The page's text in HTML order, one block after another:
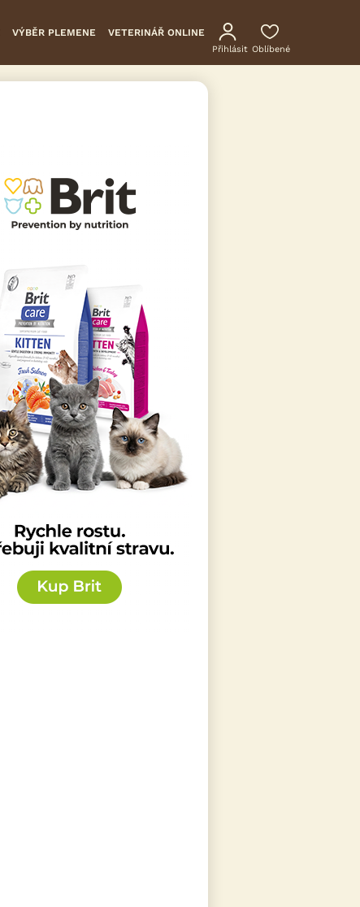
VÝBĚR PLEMENE VETERINÁŘ ONLINE
Přihlásit Oblíbené